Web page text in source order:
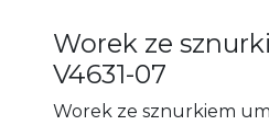
Worek ze
V4631-07
Worek ze sznurkiem